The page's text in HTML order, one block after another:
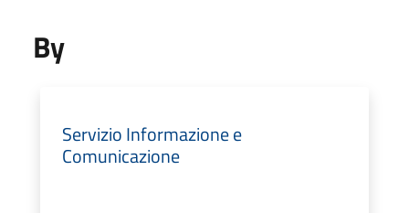
By
Servizio Informazione e
Comunicazione